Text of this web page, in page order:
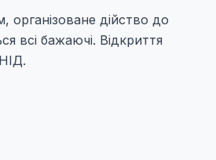
організоване дійство до
всі бажаючі. Відкриття